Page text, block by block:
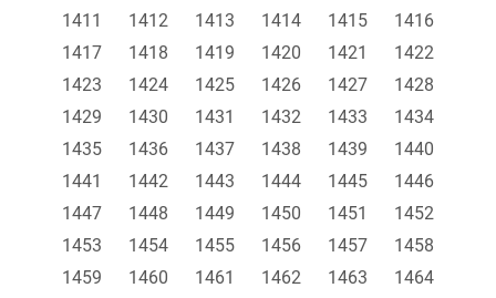
1411
1412 1413 1414 1415
1416
1417
1418 1419 1420 1421
1422
1423
1424 1425 1426 1427
1428
1429
1430 1431 1432 1433
1434
1435
1436 1437 1438 1439
1440
1441
1442 1443 1444 1445
1446
1447
1448 1449 1450 1451
1452
1453
1454 1455 1456 1457
1458
1459
1460 1461 1462 1463
1464